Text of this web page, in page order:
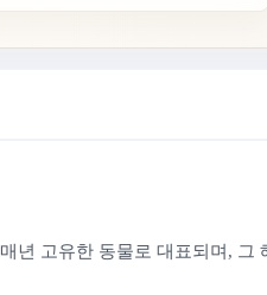
고유한 동물로 대표되며,